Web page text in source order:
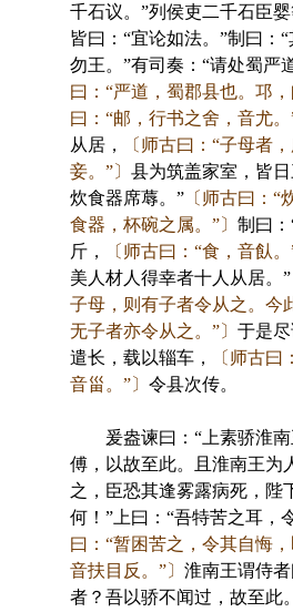
千石议。”列侯吏二千石臣婴
皆曰：“宜论如法。”制曰：
勿王。”有司奏：“请处蜀严
曰：“严道，蜀郡县也。邛
曰：“邮，行书之舍，音尤。”
从居，
〔师古曰：“子母者
妾。”〕 县为筑盖家室，皆
炊食器席蓐。”〔师古曰：“
食器，杯碗之属。”〕 制曰
斤，
〔师古曰：“食，音飤。
美人材人得幸者十人从居。”
子母，则有子者令从之。今
无子者亦令从之。”〕 于是
遣长，载以辎车，
〔师古曰
音甾。”〕 令县次传。
爰盎谏曰：“上素骄淮南
傅，以故至此。且淮南王为
之，臣恐其逢雾露病死，陛
何！”上曰：“吾特苦之耳，
曰：“暂困苦之，令其自悔，
音扶目反。”〕 淮南王谓侍
者？吾以骄不闻过，故至此